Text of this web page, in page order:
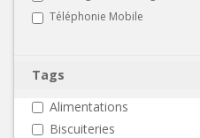
Téléphonie Mobile
Tags
Alimentations
Biscuiteries